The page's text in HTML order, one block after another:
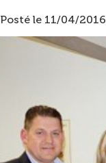
Posté le 11/04/2016